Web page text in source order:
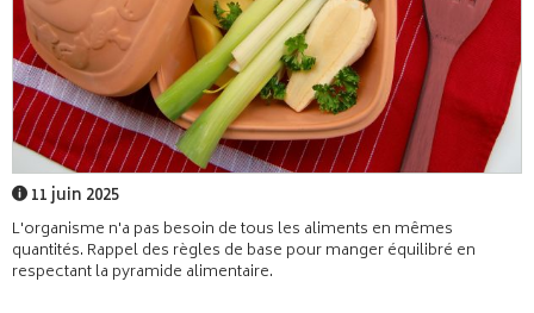
11 juin 2025
L'organisme n'a pas besoin de tous les aliments en mêmes
quantités. Rappel des règles de base pour manger équilibré en
respectant la pyramide alimentaire.